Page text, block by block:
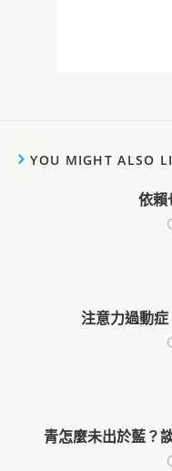
YOU MIGHT ALSO
依賴
注意力過動
青怎麼未出於藍？